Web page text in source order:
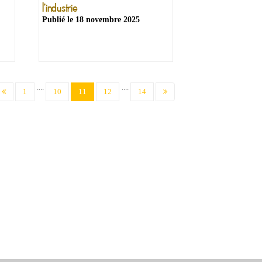
l'industrie
Publié le 18 novembre 2025
1 .... 10 11 (current)
12 .... 14